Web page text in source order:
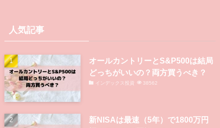
人気記事
オールカントリーとS&P500は結局
どっちがいいの？両方買うべき？
インデックス投資 38562
新NISAは最速（5年）で1800万円